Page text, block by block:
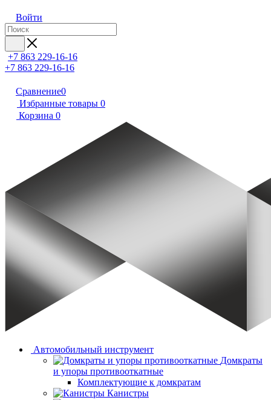
Войти
+7 863 229-16-16
+7 863 229-16-16
Сравнение0
Избранные товары 0
Корзина 0
Автомобильный инструмент
Домкраты
и упоры противооткатные
Комплектующие к домкратам
Канистры